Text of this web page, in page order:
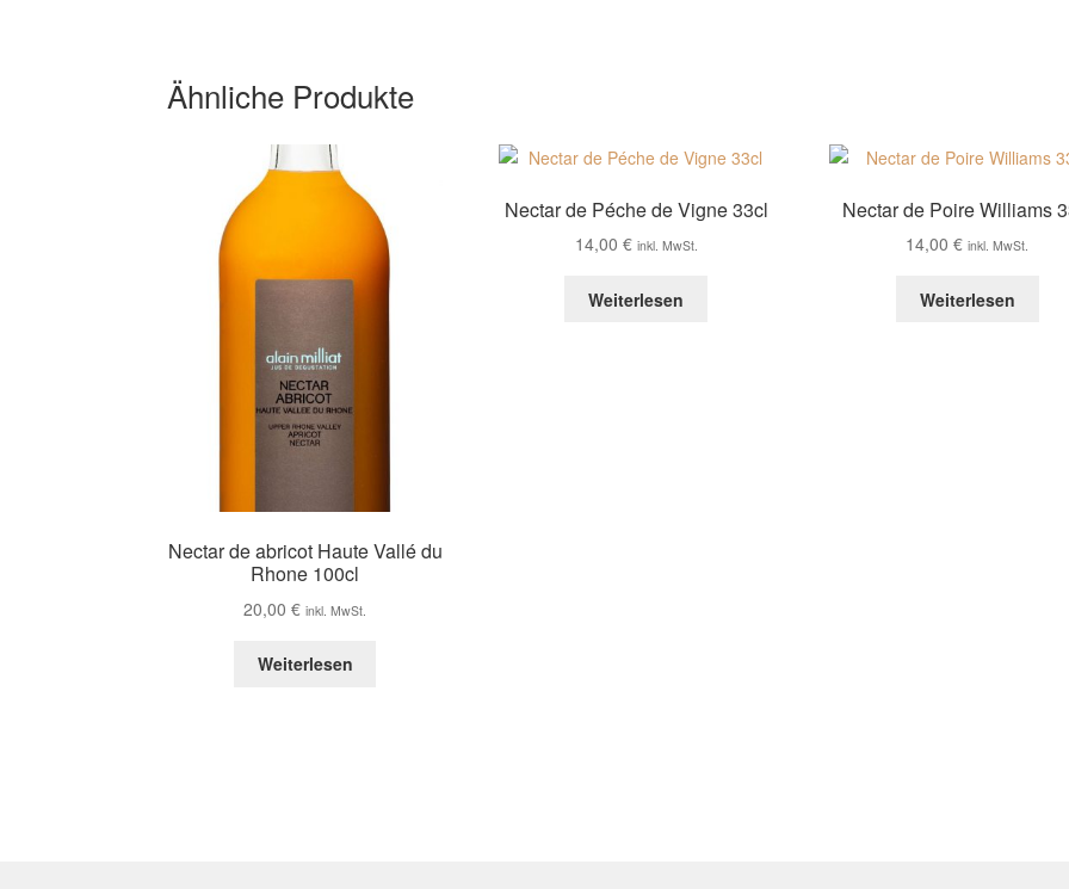
Ähnliche Produkte
Nectar de abricot Haute Vallé du
Rhone 100cl
20,00€ inkl. MwSt.
Weiterlesen
Nectar de Péche de Vigne 33cl
14,00 € inkl. MwSt.
Weiterlesen
Nectar de Poire Williams
14,00€ inkl. MwSt.
Weiterlesen